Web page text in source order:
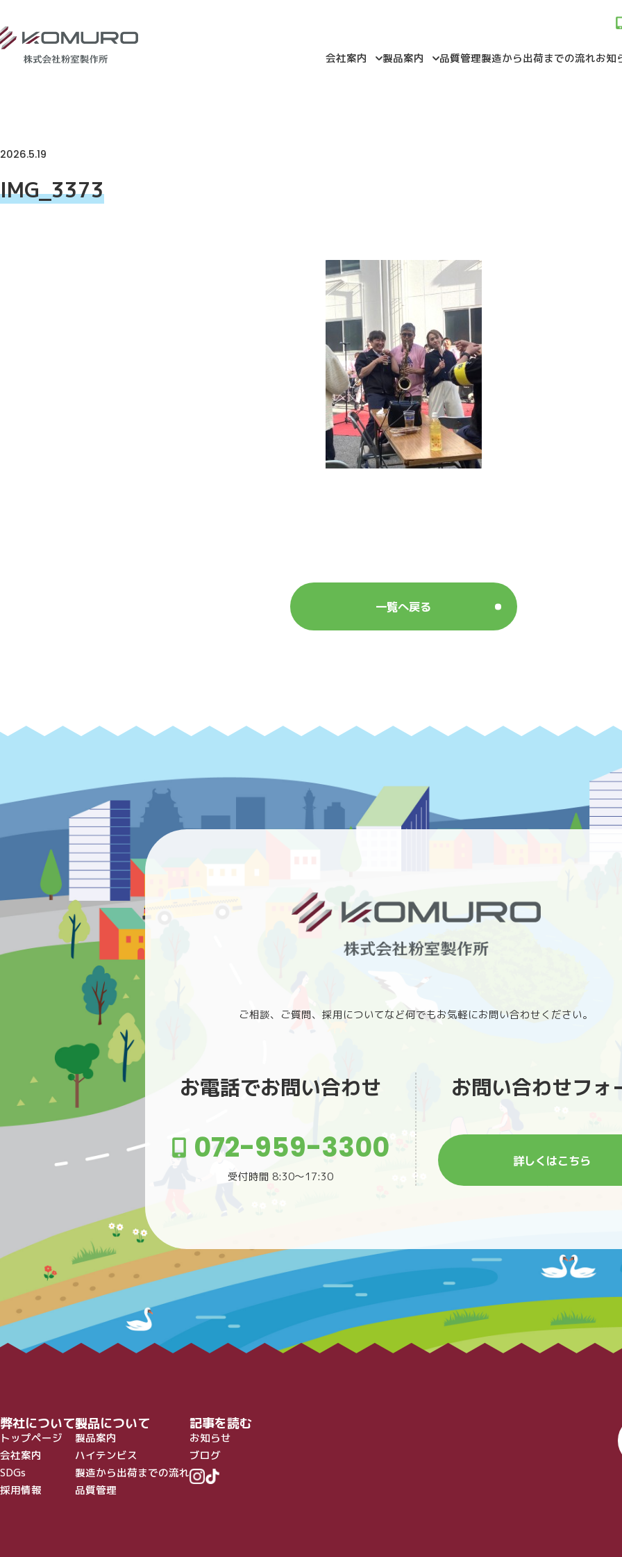
会社案内 製品案内 品質管理製造から出荷までの流れお知
2026.5.19
IMG_3373
一覧へ戻る
ご相談、ご質問、採用についてなど何でもお気軽にお問い合わせください。
お電話でお問い合わせ
072-959-3300
受付時間 8:30〜17:30
お問い合わせフォ
詳しくはこちら
弊社について
トップページ
会社案内
SDGs
採用情報
製品について
製品案内
ハイテンビス
製造から出荷までの流れ
品質管理
記事を読む
お知らせ
ブログ